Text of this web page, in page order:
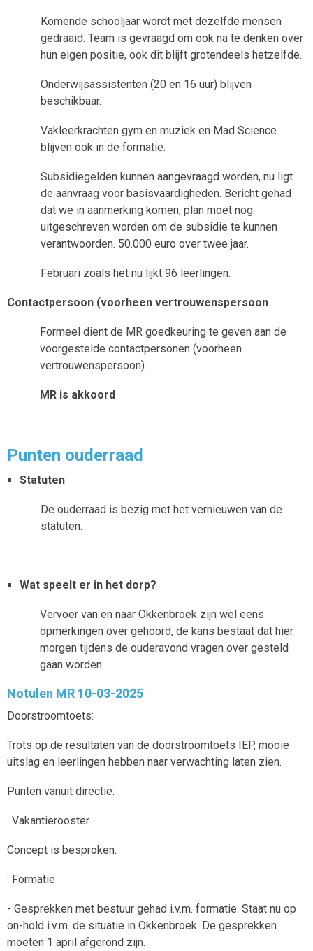
Komende schooljaar wordt met dezelfde mensen
gedraaid. Team is gevraagd om ook na te denken over
hun eigen positie, ook dit blijft grotendeels hetzelfde.
Onderwijsassistenten (20 en 16 uur) blijven
beschikbaar.
Vakleerkrachten gym en muziek en Mad Science
blijven ook in de formatie.
Subsidiegelden kunnen aangevraagd worden, nu ligt
de aanvraag voor basisvaardigheden. Bericht gehad
dat we in aanmerking komen, plan moet nog
uitgeschreven worden om de subsidie te kunnen
verantwoorden. 50.000 euro over twee jaar.
Februari zoals het nu lijkt 96 leerlingen.
Contactpersoon (voorheen vertrouwenspersoon
Formeel dient de MR goedkeuring te geven aan de
voorgestelde contactpersonen (voorheen
vertrouwenspersoon).
MR is akkoord
Punten ouderraad
Statuten
De ouderraad is bezig met het vernieuwen van de
statuten.
Wat speelt er in het dorp?
Vervoer van en naar Okkenbroek zijn wel eens
opmerkingen over gehoord, de kans bestaat dat hier
morgen tijdens de ouderavond vragen over gesteld
gaan worden.
Notulen MR 10-03-2025
Doorstroomtoets:
Trots op de resultaten van de doorstroomtoets IEP, mooie
uitslag en leerlingen hebben naar verwachting laten zien.
Punten vanuit directie:
· Vakantierooster
Concept is besproken.
· Formatie
- Gesprekken met bestuur gehad i.v.m. formatie. Staat nu op
on-hold i.v.m. de situatie in Okkenbroek. De gesprekken
moeten 1 april afgerond zijn.